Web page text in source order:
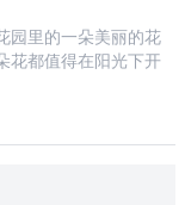
园里的一朵美丽的花
花都值得在阳光下开